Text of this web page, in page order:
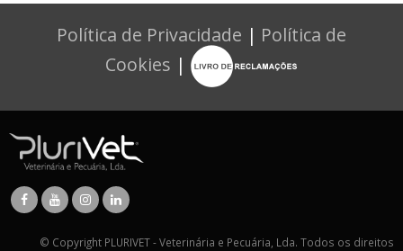
Política de Privacidade | Política de
Cookies |
© Copyright PLURIVET - Veterinária e Pecuária, Lda. Todos os direitos